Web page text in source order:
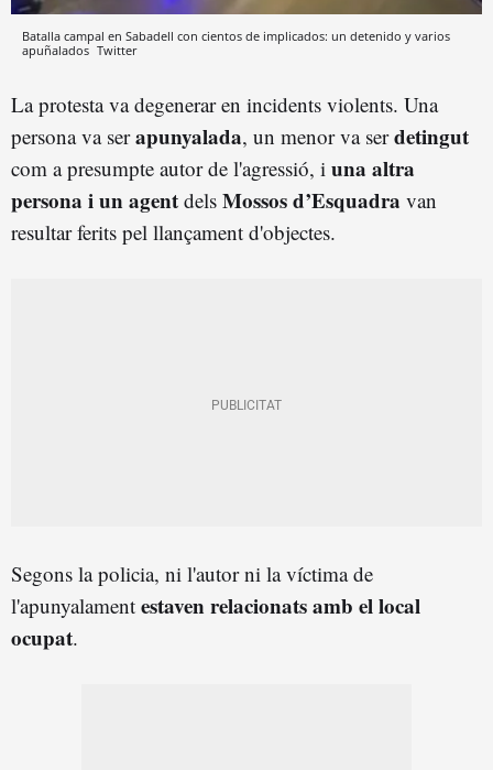
Batalla campal en Sabadell con cientos de implicados: un detenido y varios
apuñalados Twitter
La protesta va degenerar en incidents violents. Una
persona va serapunyalada, un menor va serdetingut
com a presumpte autor de l'agressió, i una altra
persona i un agent dels Mossos d’Esquadra van
resultar ferits pel llançament d'objectes.
Segons la policia, ni l'autor ni la víctima de
l'apunyalament estaven relacionats amb el local
ocupat.